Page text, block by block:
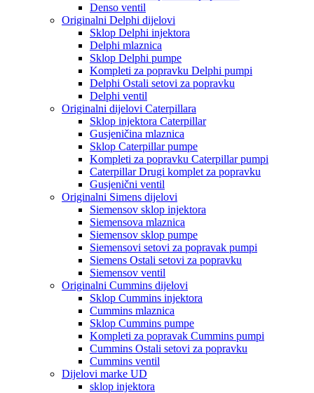
Denso ventil
Originalni Delphi dijelovi
Sklop Delphi injektora
Delphi mlaznica
Sklop Delphi pumpe
Kompleti za popravku Delphi pumpi
Delphi Ostali setovi za popravku
Delphi ventil
Originalni dijelovi Caterpillara
Sklop injektora Caterpillar
Gusjeničina mlaznica
Sklop Caterpillar pumpe
Kompleti za popravku Caterpillar pumpi
Caterpillar Drugi komplet za popravku
Gusjenični ventil
Originalni Simens dijelovi
Siemensov sklop injektora
Siemensova mlaznica
Siemensov sklop pumpe
Siemensovi setovi za popravak pumpi
Siemens Ostali setovi za popravku
Siemensov ventil
Originalni Cummins dijelovi
Sklop Cummins injektora
Cummins mlaznica
Sklop Cummins pumpe
Kompleti za popravak Cummins pumpi
Cummins Ostali setovi za popravku
Cummins ventil
Dijelovi marke UD
sklop injektora